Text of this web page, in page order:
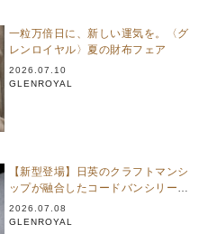
一粒万倍日に、新しい運気を。〈グ
レンロイヤル〉夏の財布フェア
2026.07.10
GLENROYAL
【新型登場】日英のクラフトマンシ
ップが融合したコードバンシリーズ
｜グレンロイヤル
2026.07.08
GLENROYAL